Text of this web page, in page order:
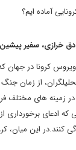
خرازی، سفیر
کرونا در جهان
از زمان
زمینه های مختلف
ادعای برخورداری از
کنند.در این میان،